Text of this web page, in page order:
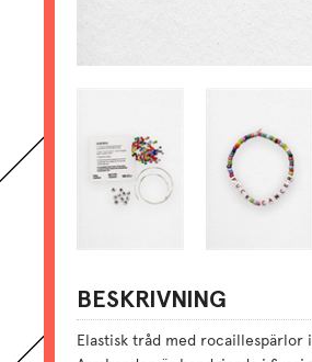
BESKRIVNING
Elastisk tråd med rocaillespärlor